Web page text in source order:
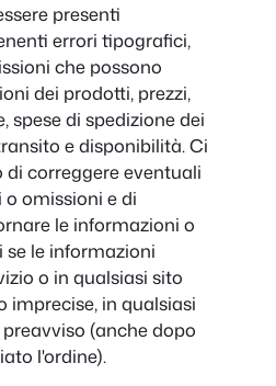
presenti
errori tipografici,
che possono
dei prodotti, prezzi,
spese di spedizione dei
e disponibilità. Ci
correggere eventuali
omissioni e di
le informazioni o
le informazioni
o in qualsiasi sito
imprecise, in qualsiasi
(anche dopo
l'ordine).